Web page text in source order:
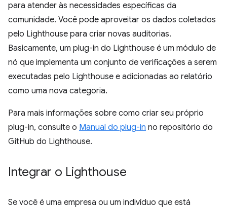
para atender às necessidades específicas da
comunidade. Você pode aproveitar os dados coletados
pelo Lighthouse para criar novas auditorias.
Basicamente, um plug-in do Lighthouse é um módulo de
nó que implementa um conjunto de verificações a serem
executadas pelo Lighthouse e adicionadas ao relatório
como uma nova categoria.
Para mais informações sobre como criar seu próprio
plug-in, consulte o Manual do plug-in no repositório do
GitHub do Lighthouse.
Integrar o Lighthouse
Se você é uma empresa ou um indivíduo que está